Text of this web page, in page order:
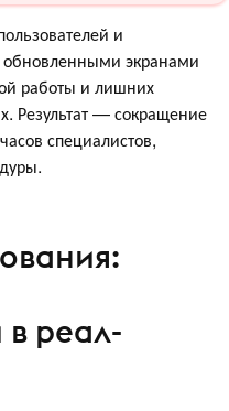
и
обновленными экранами
работы и лишних
Результат — сокращение
специалистов,
в реал-